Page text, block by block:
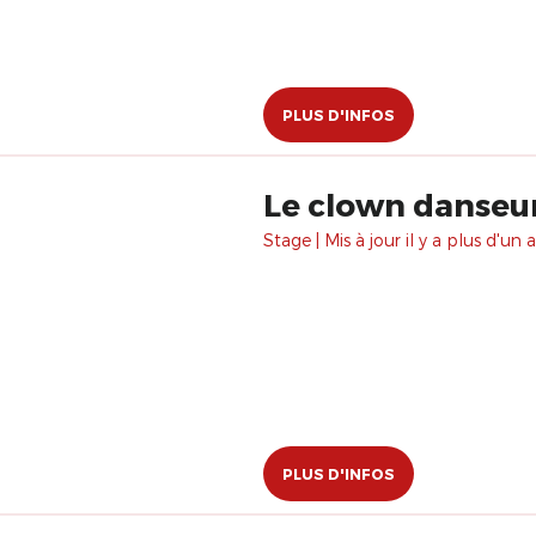
PLUS D'INFOS
Le clown
Stage | Mis à jour il y a plus d'un
PLUS D'INFOS